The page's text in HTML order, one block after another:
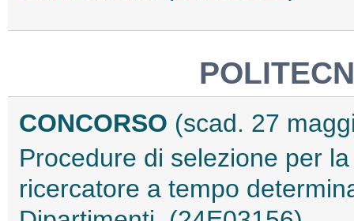
CONCORSO (scad. 27
Procedure di selezione per
ricercatore a tempo